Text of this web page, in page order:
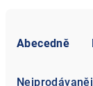
Abecedně